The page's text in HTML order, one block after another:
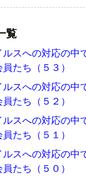
覧
ルスへの対応の
たち（５３）
ルスへの対応の
たち（５２）
ルスへの対応の
たち（５１）
ルスへの対応の
たち（５０）